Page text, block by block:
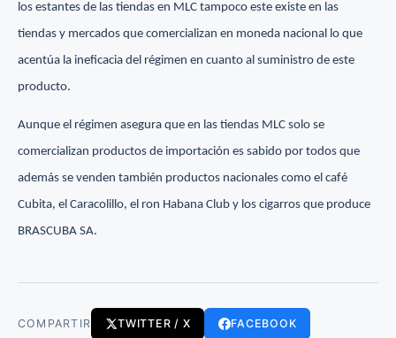
los estantes de las tiendas en MLC tampoco este existe en las
tiendas y mercados que comercializan en moneda nacional lo que
acentúa la ineficacia del régimen en cuanto al suministro de este
producto.
Aunque el régimen asegura que en las tiendas MLC solo se
comercializan productos de importación es sabido por todos que
además se venden también productos nacionales como el café
Cubita, el Caracolillo, el ron Habana Club y los cigarros que produce
BRASCUBA SA.
COMPARTIR TWITTER / X FACEBOOK